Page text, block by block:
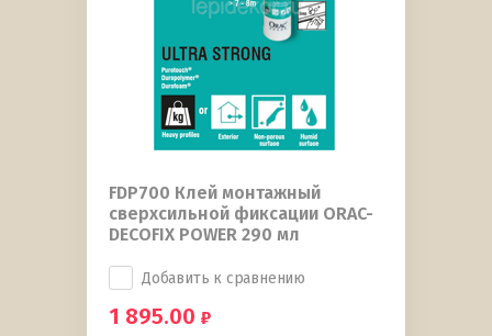
FDP700 Клей монтажный
сверхсильной фиксации ORAC-
DECOFIX POWER 290 мл
Добавить к сравнению
1 895.00